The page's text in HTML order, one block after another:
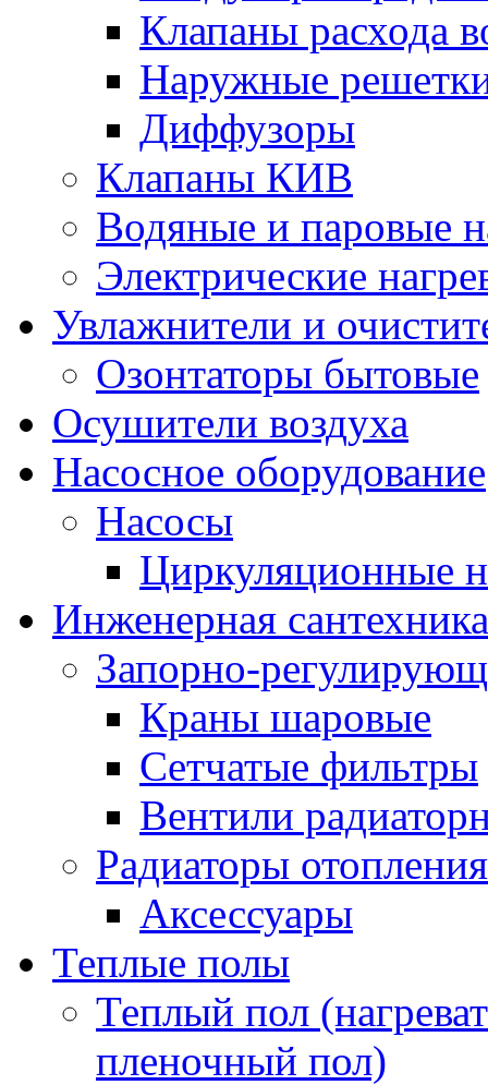
Клапаны расхода
Наружные
Диффузоры
Клапаны КИВ
Водяные и паровые
Электрические
Увлажнители и
Озонтаторы бытовые
Осушители воздуха
Насосное оборудование
Насосы
Циркуляционные
Инженерная сантехника
Запорно-
Краны шаровые
Сетчатые фильтры
Вентили
Радиаторы отопления
Аксессуары
Теплые полы
Теплый пол
пленочный пол)